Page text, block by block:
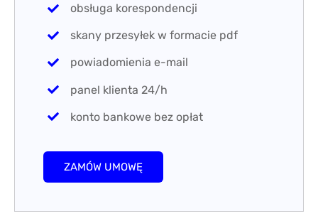
obsługa korespondencji
skany przesyłek w formacie pdf
powiadomienia e-mail
panel klienta 24/h
konto bankowe bez opłat
ZAMÓW UMOWĘ